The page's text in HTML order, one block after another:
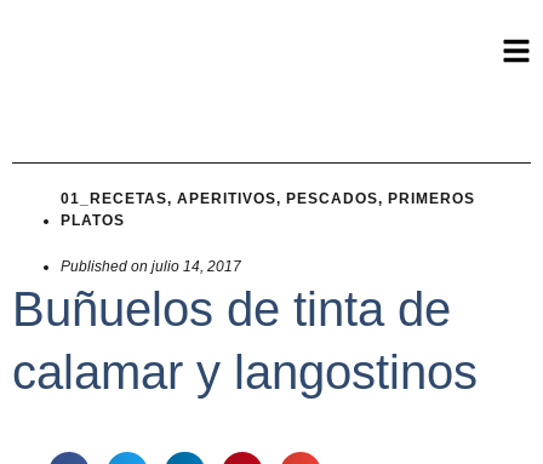
01_RECETAS, APERITIVOS, PESCADOS, PRIMEROS
PLATOS
Published on julio 14, 2017
Buñuelos de tinta de
calamar y langostinos